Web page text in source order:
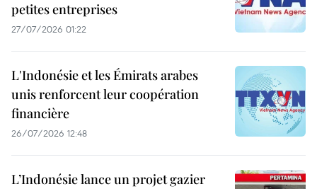
petites entreprises
27/07/2026 01:22
L'Indonésie et les Émirats arabes
unis renforcent leur coopération
financière
26/07/2026 12:48
L’Indonésie lance un projet gazier